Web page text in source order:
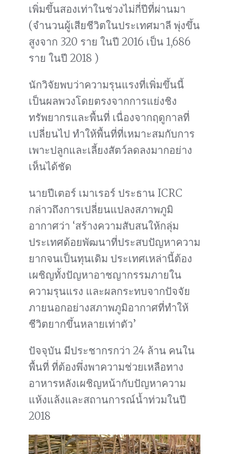
เพิ่มขึ้นสองเท่าในช่วงไม่กี่ปีที่ผ่านมา
(จำนวนผู้เสียชีวิตในประเทศมาลี พุ่งขึ้น
สูงจาก 320 ราย ในปี 2016 เป็น 1,686
ราย ในปี 2018 )
นักวิจัยพบว่าความรุนแรงที่เพิ่มขึ้นนี้
เป็นผลพวงโดยตรงจากการแย่งชิง
ทรัพยากรและพื้นที่ เนื่องจากฤดูกาลที่
เปลี่ยนไป ทำให้พื้นที่ที่เหมาะสมกับการ
เพาะปลูกและเลี้ยงสัตว์ลดลงมากอย่าง
เห็นได้ชัด
นายปีเตอร์ เมาเรอร์ ประธาน ICRC
กล่าวถึงการเปลี่ยนแปลงสภาพภูมิ
อากาศว่า ‘สร้างความสับสนให้กลุ่ม
ประเทศด้อยพัฒนาที่ประสบปัญหาความ
ยากจนเป็นทุนเดิม ประเทศเหล่านี้ต้อง
เผชิญทั้งปัญหาอาชญากรรมภายใน
ความรุนแรง และผลกระทบจากปัจจัย
ภายนอกอย่างสภาพภูมิอากาศที่ทำให้
ชีวิตยากขึ้นหลายเท่าตัว’
ปัจจุบัน มีประชากรกว่า 24 ล้าน คนใน
พื้นที่ ที่ต้องพึ่งพาความช่วยเหลือทาง
อาหารหลังเผชิญหน้ากับปัญหาความ
แห้งแล้งและสถานการณ์น้ำท่วมในปี
2018